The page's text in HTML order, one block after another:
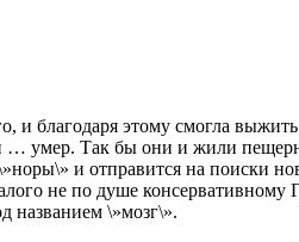
и благодаря этому смогла
… умер. Так бы они и жили
\»норы\» и отправится на
не по душе консервативному
названием \»мозг\».